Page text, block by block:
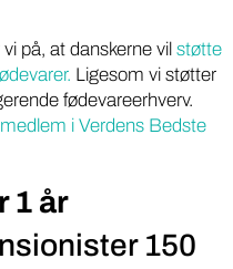
på, at danskerne vil støtte
Ligesom vi støtter
fødevareerhverv.
i Verdens Bedste
1 år
150